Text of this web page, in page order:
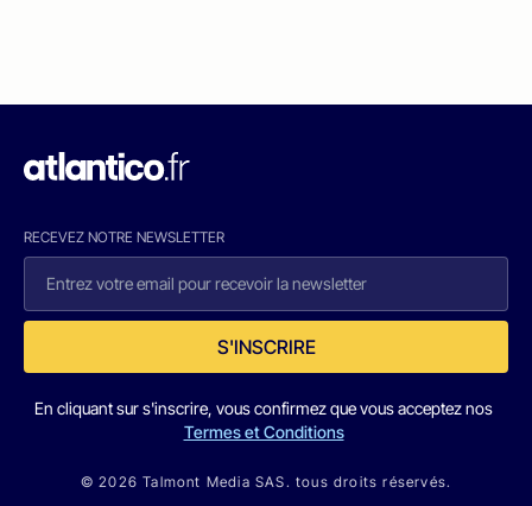
RECEVEZ NOTRE NEWSLETTER
S'INSCRIRE
En cliquant sur s'inscrire, vous confirmez que vous acceptez nos
Termes et Conditions
© 2026 Talmont Media SAS. tous droits réservés.